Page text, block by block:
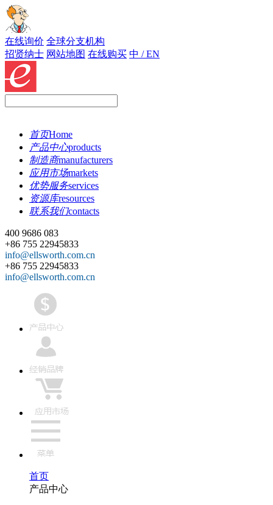
在线询价 全球分支机构
招贤纳士 网站地图 在线购买 中 / EN
首页Home
产品中心products
制造商manufacturers
应用市场markets
优势服务services
资源库resources
联系我们contacts
400 9686 083
+86 755 22945833
info@ellsworth.com.cn
+86 755 22945833
info@ellsworth.com.cn
首页
产品中心